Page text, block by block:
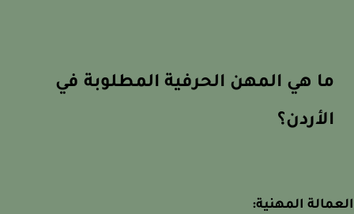
ما هي المهن الحرفية المطلوبة في
الأردن؟
المهنية: